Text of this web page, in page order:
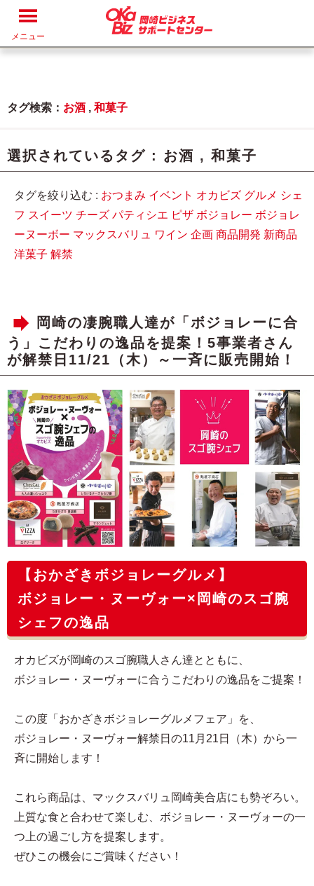
メニュー
タグ検索： お酒 , 和菓子
選択されているタグ : お酒 , 和菓子
タグを絞り込む : おつまみ イベント オカビズ グルメ シェ
フ スイーツ チーズ パティシエ ピザ ボジョレー ボジョレ
ーヌーボー マックスバリュ ワイン 企画 商品開発 新商品
洋菓子 解禁
岡崎の凄腕職人達が「ボジョレーに合
う」こだわりの逸品を提案！5事業者さん
が解禁日11/21（木）～一斉に販売開始！
【おかざきボジョレーグルメ】
ボジョレー・ヌーヴォー×岡崎のスゴ腕
シェフの逸品
オカビズが岡崎のスゴ腕職人さん達とともに、
ボジョレー・ヌーヴォーに合うこだわりの逸品をご提案！
この度「おかざきボジョレーグルメフェア」を、
ボジョレー・ヌーヴォー解禁日の11月21日（木）から一
斉に開始します！
これら商品は、マックスバリュ岡崎美合店にも勢ぞろい。
上質な食と合わせて楽しむ、ボジョレー・ヌーヴォーの一
つ上の過ごし方を提案します。
ぜひこの機会にご賞味ください！